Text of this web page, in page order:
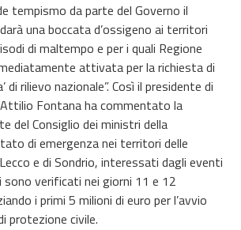
tempismo da parte del Governo il
una boccata d’ossigeno ai territori
di maltempo e per i quali Regione
attivata per la richiesta di
di rilievo nazionale”. Così il presidente di
Fontana ha commentato la
del Consiglio dei ministri della
di emergenza nei territori delle
e di Sondrio, interessati dagli eventi
verificati nei giorni 11 e 12
i primi 5 milioni di euro per l’avvio
protezione civile.